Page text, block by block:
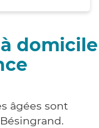
domicile
âgées sont